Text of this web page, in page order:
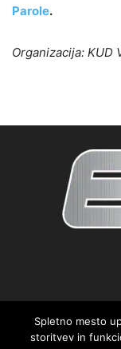
Parole.
Organizacija: KUD
Spletno mesto
storitvev in